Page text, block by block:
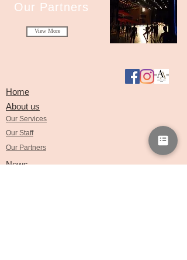
Our Partners
View More
© 2011-2020 Amazing Arts
​Home
​About us
Our Services
Our Staff
Our Partners
​News